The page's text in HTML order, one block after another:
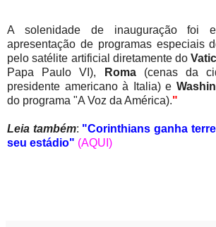
A solenidade de inauguração foi
apresentação de programas especiais
pelo satélite artificial diretamente do
Papa Paulo VI),
Roma(cenas da
presidente americano à Italia) e
do programa "A Voz da América)."
Leia também: "Corinthians ganha
seu estádio" (AQUI)